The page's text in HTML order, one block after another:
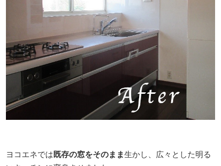
ヨコエネでは既存の窓をそのまま生かし、広々とした明る